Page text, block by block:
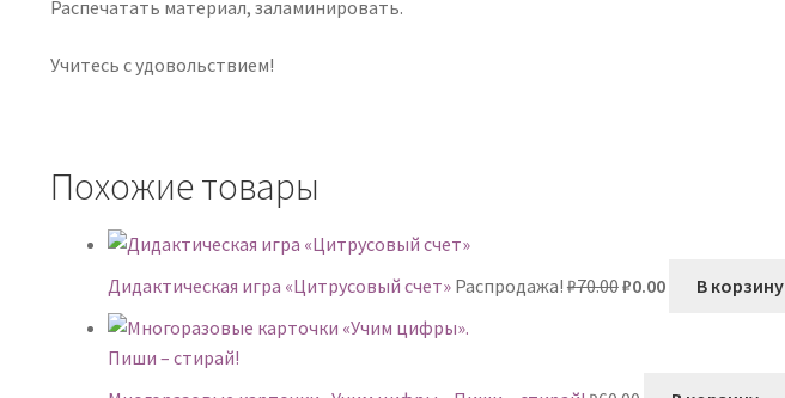
Распечатать материал, заламинировать.
Учитесь с удовольствием!
Похожие товары
Дидактическая игра «Цитрусовый счет» Распродажа! ₽70.00₽0.00 В корзину